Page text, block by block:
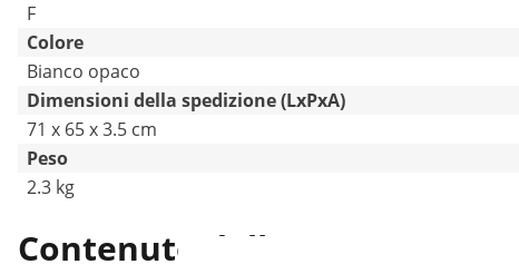
F
Colore
Bianco opaco
Dimensioni della spedizione (LxPxA)
71 x 65 x 3.5 cm
Peso
2.3 kg
Contenuto della consegna